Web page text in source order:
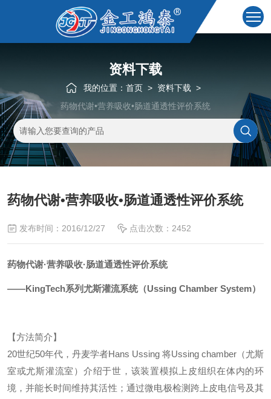
资料下载
我的位置： 首页 > 资料下载 >
药物代谢•营养吸收•肠道通透性评价系统
药物代谢•营养吸收•肠道通透性评价系统
发布时间：2016/12/27 点击次数：2452
药物代谢·营养吸收·肠道通透性评价系统
——KingTech系列尤斯灌流系统（Ussing Chamber System）
【方法简介】
20世纪50年代，丹麦学者Hans Ussing 将Ussing chamber（尤斯
室或尤斯灌流室）介绍于世，该装置模拟上皮组织在体内的环
境，并能长时间维持其活性；通过微电极检测跨上皮电信号及其